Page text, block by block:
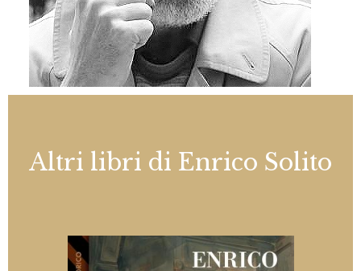
Altri libri di Enrico Solito